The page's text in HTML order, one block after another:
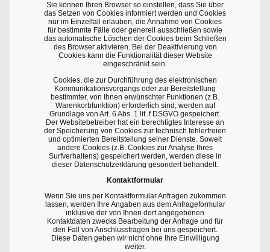
Sie können Ihren Browser so einstellen, dass Sie über
das Setzen von Cookies informiert werden und Cookies
nur im Einzelfall erlauben, die Annahme von Cookies
für bestimmte Fälle oder generell ausschließen sowie
das automatische Löschen der Cookies beim Schließen
des Browser aktivieren. Bei der Deaktivierung von
Cookies kann die Funktionalität dieser Website
eingeschränkt sein.
Cookies, die zur Durchführung des elektronischen
Kommunikationsvorgangs oder zur Bereitstellung
bestimmter, von Ihnen erwünschter Funktionen (z.B.
Warenkorbfunktion) erforderlich sind, werden auf
Grundlage von Art. 6 Abs. 1 lit. f DSGVO gespeichert.
Der Websitebetreiber hat ein berechtigtes Interesse an
der Speicherung von Cookies zur technisch fehlerfreien
und optimierten Bereitstellung seiner Dienste. Soweit
andere Cookies (z.B. Cookies zur Analyse Ihres
Surfverhaltens) gespeichert werden, werden diese in
dieser Datenschutzerklärung gesondert behandelt.
Kontaktformular
Wenn Sie uns per Kontaktformular Anfragen zukommen
lassen, werden Ihre Angaben aus dem Anfrageformular
inklusive der von Ihnen dort angegebenen
Kontaktdaten zwecks Bearbeitung der Anfrage und für
den Fall von Anschlussfragen bei uns gespeichert.
Diese Daten geben wir nicht ohne Ihre Einwilligung
weiter.